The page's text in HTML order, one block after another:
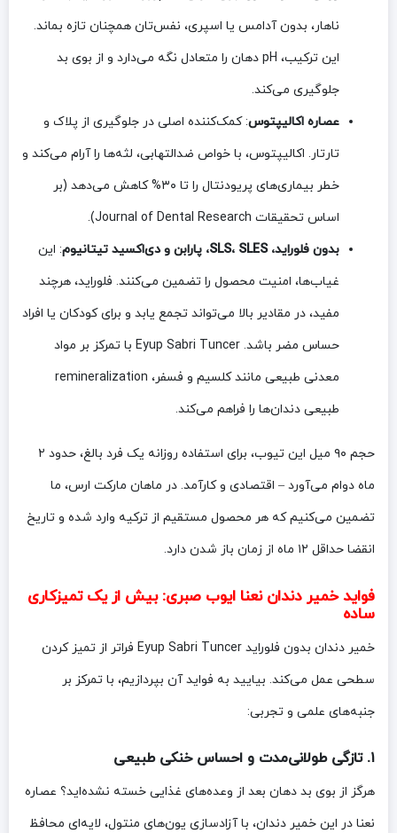
ناهار، بدون آدامس یا اسپری، نفس‌تان همچنان تازه بماند.
این ترکیب، pH دهان را متعادل نگه می‌دارد و از بوی بد
جلوگیری می‌کند.
عصاره اکالیپتوس: کمک‌کننده اصلی در جلوگیری از پلاک و
تارتار. اکالیپتوس، با خواص ضدالتهابی، لثه‌ها را آرام می‌کند و
خطر بیماری‌های پریودنتال را تا ۳۰% کاهش می‌دهد (بر
اساس تحقیقات Journal of Dental Research).
بدون فلوراید، SLS، SLES، پارابن و دی‌اکسید تیتانیوم
: این
غیاب‌ها، امنیت محصول را تضمین می‌کنند. فلوراید، هرچند
مفید، در مقادیر بالا می‌تواند تجمع یابد و برای کودکان یا افراد
حساس مضر باشد. Eyup Sabri Tuncer با تمرکز بر مواد
معدنی طبیعی مانند کلسیم و فسفر، remineralization
طبیعی دندان‌ها را فراهم می‌کند.
حجم ۹۰ میل این تیوب، برای استفاده روزانه یک فرد بالغ، حدود ۲
ماه دوام می‌آورد – اقتصادی و کارآمد. در ماهان مارکت ارس، ما
تضمین می‌کنیم که هر محصول مستقیم از ترکیه وارد شده و تاریخ
انقضا حداقل ۱۲ ماه از زمان باز شدن دارد.
فواید خمیر دندان نعنا ایوب صبری: بیش از یک تمیزکاری
ساده
خمیر دندان بدون فلوراید Eyup Sabri Tuncer فراتر از تمیز کردن
سطحی عمل می‌کند. بیایید به فواید آن بپردازیم، با تمرکز بر
جنبه‌های علمی و تجربی:
۱. تازگی طولانی‌مدت و احساس خنکی طبیعی
هرگز از بوی بد دهان بعد از وعده‌های غذایی خسته نشده‌اید؟ عصاره
نعنا در این خمیر دندان، با آزادسازی یون‌های منتول، لایه‌ای محافظ